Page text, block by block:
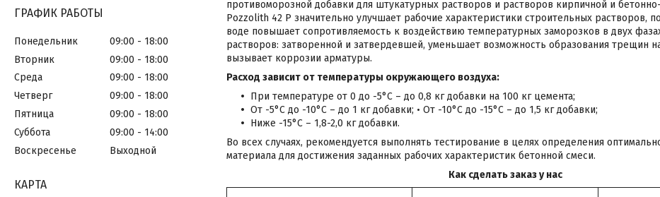
противоморозной добавки для штукатурных растворов и растворов кирпичной и
Pozzolith 42 Р значительно улучшает рабочие характеристики строительных растворов,
воде повышает сопротивляемость к воздействию температурных заморозков в двух
растворов: затворенной и затвердевшей, уменьшает возможность образования трещин
вызывает коррозии арматуры.
Расход зависит от температуры окружающего воздуха:
При температуре от 0 до -5°С – до 0,8 кг добавки на 100 кг цемента;
От -5°С до -10°С – до 1 кг добавки; • От -10°С до -15°С – до 1,5 кг добавки;
Ниже -15°С – 1,8-2,0 кг добавки.
Во всех случаях, рекомендуется выполнять тестирование в целях определения
материала для достижения заданных рабочих характеристик бетонной смеси.
Как сделать заказ у нас
ГРАФИК РАБОТЫ
Понедельник 09:00
18:00
Вторник
09:00
18:00
Среда
09:00
18:00
Четверг
09:00
18:00
Пятница
09:00
18:00
Суббота
09:00
14:00
Воскресенье
Выходной
КАРТА